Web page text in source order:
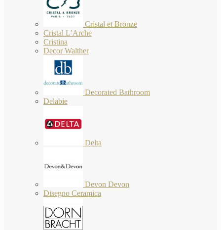
Cristal et Bronze
Cristal L’Arche
Cristina
Decor Walther
Decorated Bathroom
Delabie
Delta
Devon Devon
Disegno Ceramica